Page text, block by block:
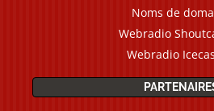
Noms de
Webradio
Webradio